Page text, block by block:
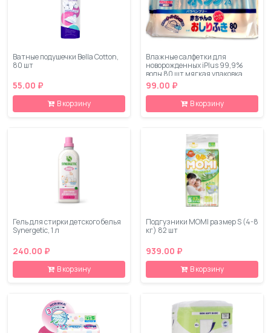
Ватные подушечки Bella Cotton,
80 шт
55.00 ₽
В корзину
Влажные салфетки для
новорожденных iPlus 99,9%
воды 80 шт мягкая упаковка
99.00 ₽
В корзину
Гель для стирки детского белья
Synergetic, 1 л
240.00 ₽
В корзину
Подгузники MOMI размер S (4-8
кг) 82 шт
939.00 ₽
В корзину